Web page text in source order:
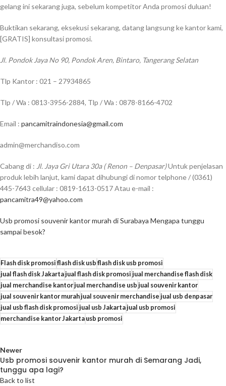
gelang ini sekarang juga, sebelum kompetitor Anda promosi duluan!
Buktikan sekarang, eksekusi sekarang, datang langsung ke kantor kami,
[GRATIS] konsultasi promosi.
Jl. Pondok Jaya No 90, Pondok Aren, Bintaro, Tangerang Selatan
Tlp Kantor : 021 – 27934865
Tlp / Wa : 0813-3956-2884, Tlp / Wa : 0878-8166-4702
Email : pancamitraindonesia@gmail.com
admin@merchandiso.com
Cabang di : Jl. Jaya Gri Utara 30a ( Renon – Denpasar)Untuk penjelasan
produk lebih lanjut, kami dapat dihubungi di nomor telphone / (0361)
445-7643 cellular : 0819-1613-0517 Atau e-mail :
pancamitra49@yahoo.com
Usb promosi souvenir kantor murah di Surabaya Mengapa tunggu
sampai besok?
Flash disk promosi flash disk usb flash disk usb promosi
jual flash disk Jakartajual flash disk promosi jual merchandise flash disk
jual merchandise kantorjual merchandise usb jual souvenir kantor
jual souvenir kantor murahjual souvenir merchandise jual usb denpasar
jual usb flash disk promosi jual usb Jakartajual usb promosi
merchandise kantor Jakartausb promosi
Newer
Usb promosi souvenir kantor murah di Semarang Jadi,
tunggu apa lagi?
Back to list